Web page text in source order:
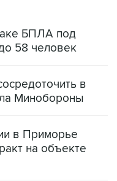
БПЛА под
в
в Приморье
на службе у